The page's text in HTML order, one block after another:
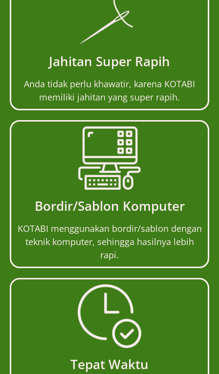
Jahitan Super Rapih
Anda tidak perlu khawatir, karena KOTABI
memiliki jahitan yang super rapih.
Bordir/Sablon Komputer
KOTABI menggunakan bordir/sablon dengan
teknik komputer, sehingga hasilnya lebih
rapi.
Tepat Waktu